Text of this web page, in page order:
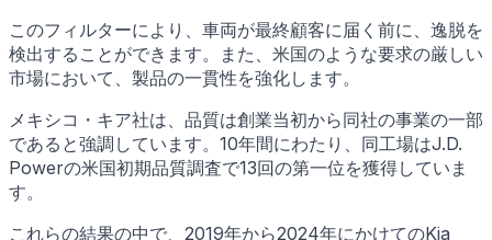
このフィルターにより、車両が最終顧客に届く前に、逸脱を
検出することができます。また、米国のような要求の厳しい
市場において、製品の一貫性を強化します。
メキシコ・キア社は、品質は創業当初から同社の事業の一部
であると強調しています。10年間にわたり、同工場はJ.D.
Powerの米国初期品質調査で13回の第一位を獲得していま
す。
これらの結果の中で、2019年から2024年にかけてのKia